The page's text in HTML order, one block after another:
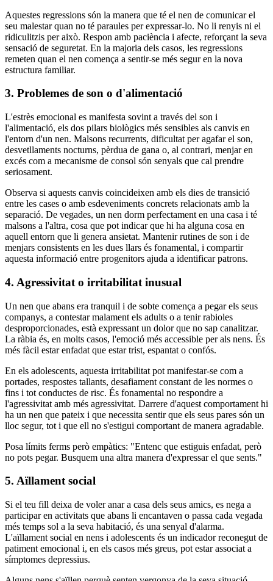
Aquestes regressions són la manera que té el nen de comunicar el
seu malestar quan no té paraules per expressar-lo. No li renyis ni el
ridiculitzis per això. Respon amb paciència i afecte, reforçant la seva
sensació de seguretat. En la majoria dels casos, les regressions
remeten quan el nen comença a sentir-se més segur en la nova
estructura familiar.
3. Problemes de son o d'alimentació
L'estrès emocional es manifesta sovint a través del son i
l'alimentació, els dos pilars biològics més sensibles als canvis en
l'entorn d'un nen. Malsons recurrents, dificultat per agafar el son,
desvetllaments nocturns, pèrdua de gana o, al contrari, menjar en
excés com a mecanisme de consol són senyals que cal prendre
seriosament.
Observa si aquests canvis coincideixen amb els dies de transició
entre les cases o amb esdeveniments concrets relacionats amb la
separació. De vegades, un nen dorm perfectament en una casa i té
malsons a l'altra, cosa que pot indicar que hi ha alguna cosa en
aquell entorn que li genera ansietat. Mantenir rutines de son i de
menjars consistents en les dues llars és fonamental, i compartir
aquesta informació entre progenitors ajuda a identificar patrons.
4. Agressivitat o irritabilitat inusual
Un nen que abans era tranquil i de sobte comença a pegar els seus
companys, a contestar malament els adults o a tenir rabioles
desproporcionades, està expressant un dolor que no sap canalitzar.
La ràbia és, en molts casos, l'emoció més accessible per als nens. És
més fàcil estar enfadat que estar trist, espantat o confós.
En els adolescents, aquesta irritabilitat pot manifestar-se com a
portades, respostes tallants, desafiament constant de les normes o
fins i tot conductes de risc. És fonamental no respondre a
l'agressivitat amb més agressivitat. Darrere d'aquest comportament hi
ha un nen que pateix i que necessita sentir que els seus pares són un
lloc segur, tot i que ell no s'estigui comportant de manera agradable.
Posa límits ferms però empàtics: "Entenc que estiguis enfadat, però
no pots pegar. Busquem una altra manera d'expressar el que sents."
5. Aïllament social
Si el teu fill deixa de voler anar a casa dels seus amics, es nega a
participar en activitats que abans li encantaven o passa cada vegada
més temps sol a la seva habitació, és una senyal d'alarma.
L'aïllament social en nens i adolescents és un indicador reconegut de
patiment emocional i, en els casos més greus, pot estar associat a
símptomes depressius.